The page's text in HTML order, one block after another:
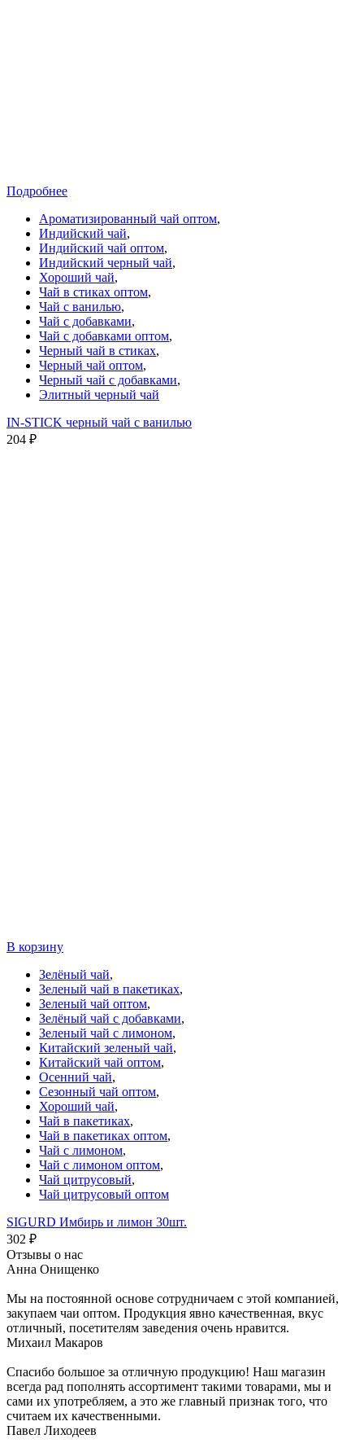
Подробнее
Ароматизированный чай оптом,
Индийский чай,
Индийский чай оптом,
Индийский черный чай,
Хороший чай,
Чай в стиках оптом,
Чай с ванилью,
Чай с добавками,
Чай с добавками оптом,
Черный чай в стиках,
Черный чай оптом,
Черный чай с добавками,
Элитный черный чай
IN-STICK черный чай с ванилью
204 ₽
В корзину
Зелёный чай,
Зеленый чай в пакетиках,
Зеленый чай оптом,
Зелёный чай с добавками,
Зеленый чай с лимоном,
Китайский зеленый чай,
Китайский чай оптом,
Осенний чай,
Сезонный чай оптом,
Хороший чай,
Чай в пакетиках,
Чай в пакетиках оптом,
Чай с лимоном,
Чай с лимоном оптом,
Чай цитрусовый,
Чай цитрусовый оптом
SIGURD Имбирь и лимон 30шт.
302 ₽
Отзывы о нас
Анна Онищенко
Мы на постоянной основе сотрудничаем с этой компанией,
закупаем чаи оптом. Продукция явно качественная, вкус
отличный, посетителям заведения очень нравится.
Михаил Макаров
Спасибо большое за отличную продукцию! Наш магазин
всегда рад пополнять ассортимент такими товарами, мы и
сами их употребляем, а это же главный признак того, что
считаем их качественными.
Павел Лиходеев